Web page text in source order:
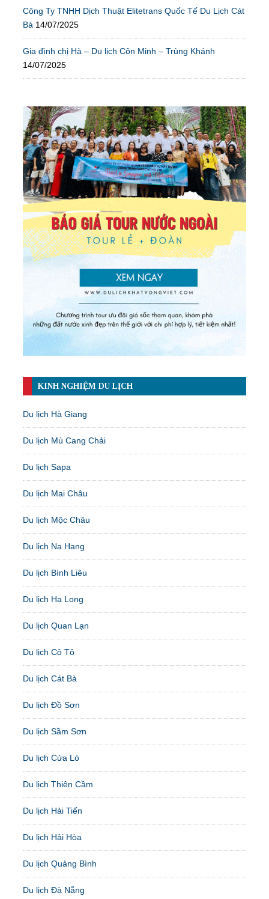
Công Ty TNHH Dịch Thuật Elitetrans Quốc Tế Du Lịch Cát
Bà 14/07/2025
Gia đình chị Hà – Du lịch Côn Minh – Trùng Khánh
14/07/2025
KINH NGHIỆM DU LỊCH
Du lịch Hà Giang
Du lịch Mù Cang Chải
Du lịch Sapa
Du lịch Mai Châu
Du lịch Mộc Châu
Du lịch Na Hang
Du lịch Bình Liêu
Du lịch Hạ Long
Du lịch Quan Lạn
Du lịch Cô Tô
Du lịch Cát Bà
Du lịch Đồ Sơn
Du lịch Sầm Sơn
Du lịch Cửa Lò
Du lịch Thiên Cầm
Du lịch Hải Tiến
Du lịch Hải Hòa
Du lịch Quảng Bình
Du lịch Đà Nẵng